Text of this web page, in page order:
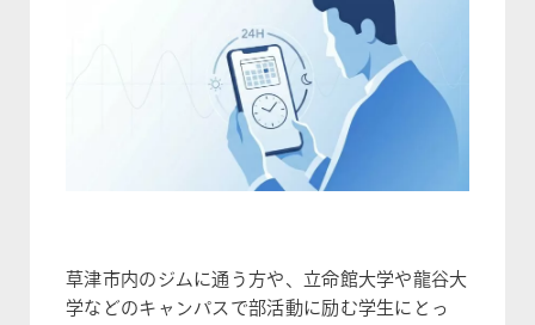
草津市内のジムに通う方や、立命館大学や龍谷大
学などのキャンパスで部活動に励む学生にとっ